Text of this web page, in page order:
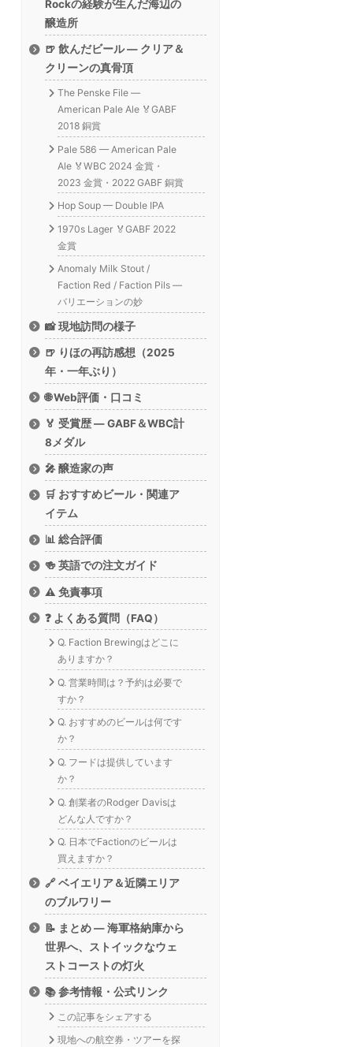
Rockの経験が生んだ海辺の
醸造所
🍺 飲んだビール — クリア＆
クリーンの真骨頂
The Penske File —
American Pale Ale 🏅GABF
2018 銅賞
Pale 586 — American Pale
Ale 🏅WBC 2024 金賞・
2023 金賞・2022 GABF 銅賞
Hop Soup — Double IPA
1970s Lager 🏅GABF 2022
金賞
Anomaly Milk Stout /
Faction Red / Faction Pils —
バリエーションの妙
📸 現地訪問の様子
🍺 りほの再訪感想（2025
年・一年ぶり）
🌐 Web評価・口コミ
🏅 受賞歴 — GABF＆WBC計
8メダル
🎤 醸造家の声
🛒 おすすめビール・関連ア
イテム
📊 総合評価
🍻 英語での注文ガイド
⚠️ 免責事項
❓ よくある質問（FAQ）
Q. Faction Brewingはどこに
ありますか？
Q. 営業時間は？予約は必要で
すか？
Q. おすすめのビールは何です
か？
Q. フードは提供しています
か？
Q. 創業者のRodger Davisは
どんな人ですか？
Q. 日本でFactionのビールは
買えますか？
🔗 ベイエリア＆近隣エリア
のブルワリー
📝 まとめ — 海軍格納庫から
世界へ、ストイックなウェ
ストコーストの灯火
📚 参考情報・公式リンク
この記事をシェアする
現地への航空券・ツアーを探